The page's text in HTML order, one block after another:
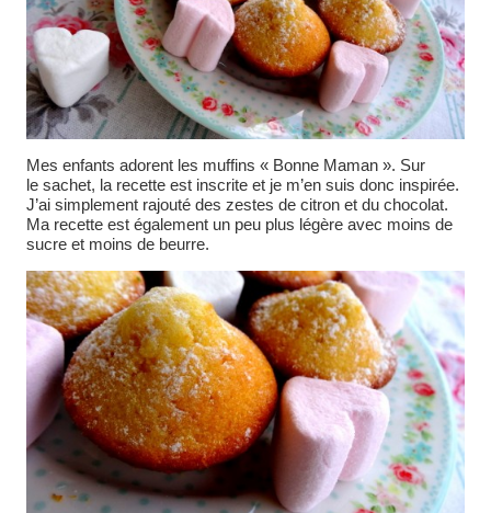
Mes enfants adorent les muffins « Bonne Maman ». Sur
le sachet, la recette est inscrite et je m’en suis donc inspirée.
J’ai simplement rajouté des zestes de citron et du chocolat.
Ma recette est également un peu plus légère avec moins de
sucre et moins de beurre.